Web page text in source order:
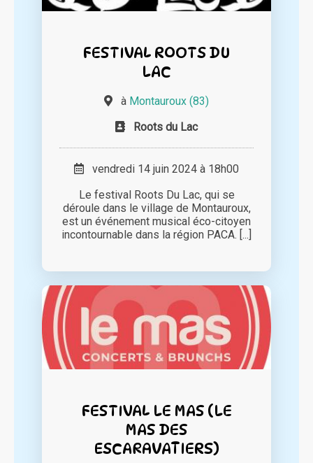
FESTIVAL ROOTS DU
LAC
à Montauroux (83)
Roots du Lac
vendredi 14 juin 2024 à 18h00
Le festival Roots Du Lac, qui se
déroule dans le village de Montauroux,
est un événement musical éco-citoyen
incontournable dans la région PACA. [...]
FESTIVAL LE MAS (LE
MAS DES
ESCARAVATIERS)